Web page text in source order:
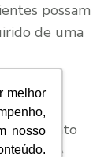
melhor
nosso
possam
de uma
do
que